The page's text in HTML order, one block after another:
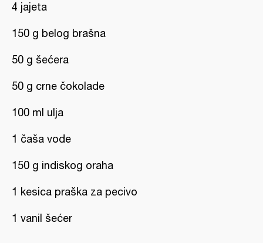
4 jajeta
150 g belog brašna
50 g šećera
50 g crne čokolade
100 ml ulja
1 čaša vode
150 g indiskog oraha
1 kesica praška za pecivo
1 vanil šećer